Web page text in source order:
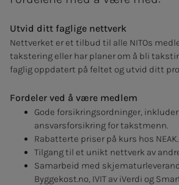
Utvid ditt faglige nettverk
Nettverket er et tilbud til alle NITOs
takstering eller har planer om å bli
faglig oppdatert på feltet og utvid ditt
Fordeler ved å være medlem
Gode forsikringsordninger,
ansvarsforsikring for takstmenn.
Rabatterte priser på kurs hos NEAK.
Tilgang til et unikt nettverk av
Samarbeid med
Byggekost.no, IVIT av iVerdi og